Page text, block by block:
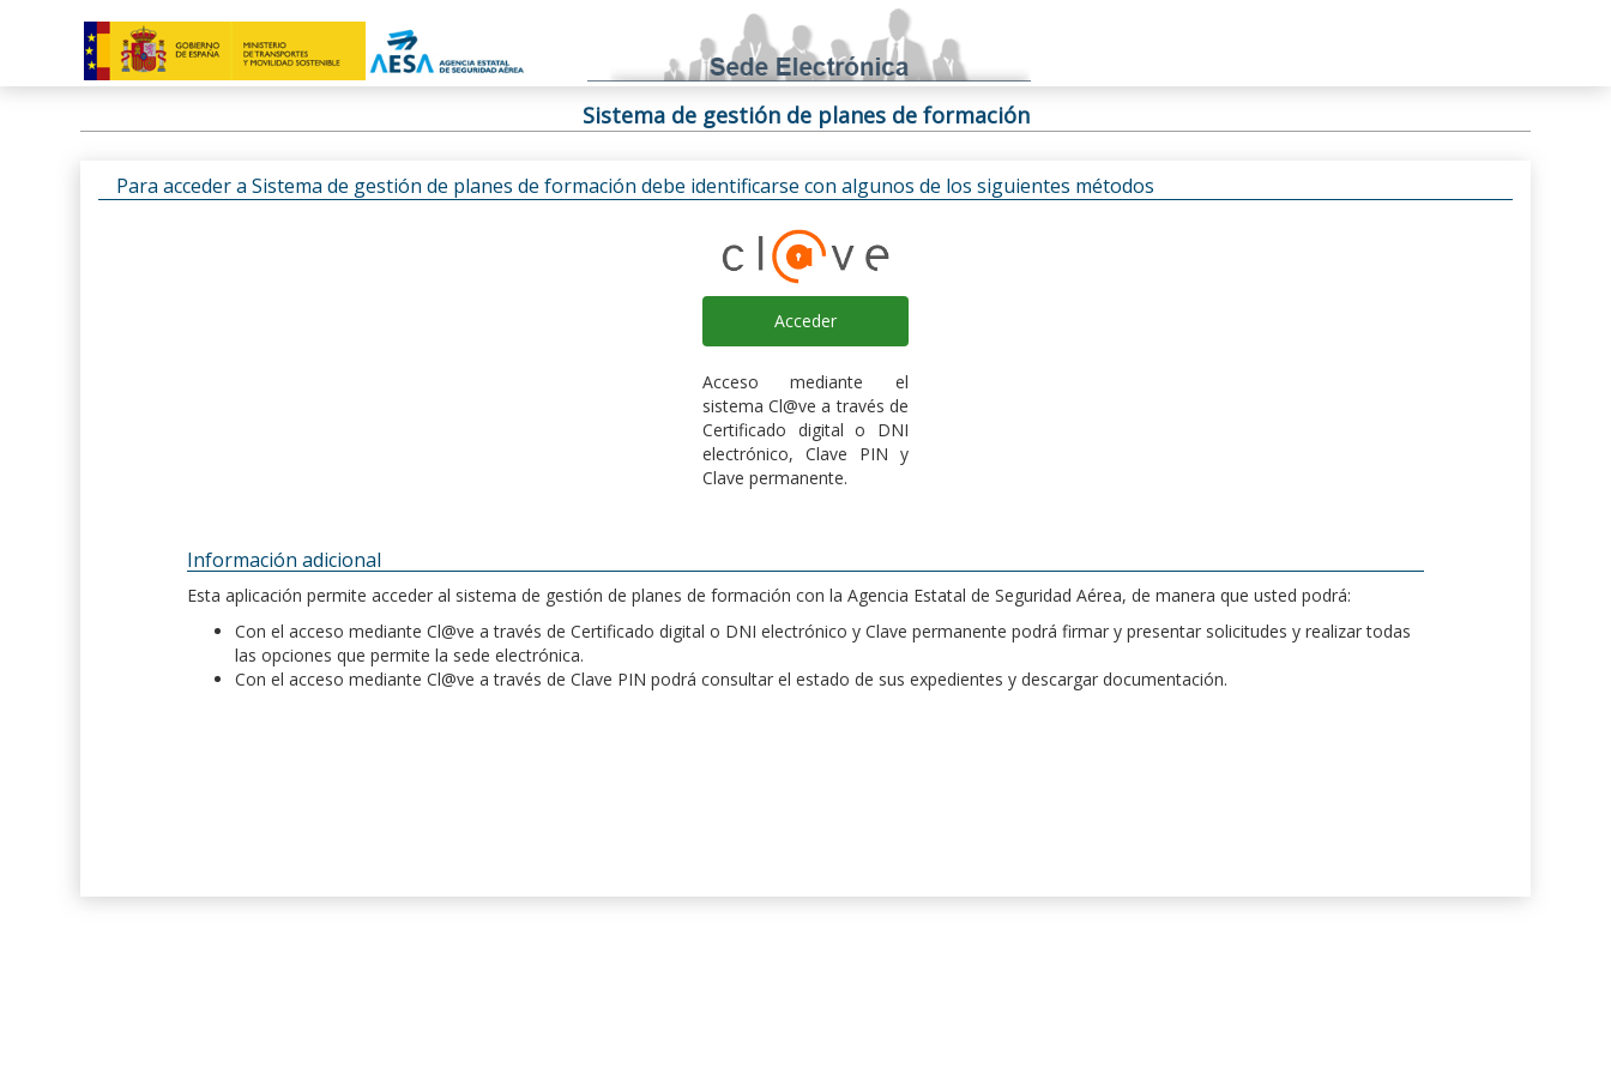
Sistema de gestión de planes de formación
Para acceder a Sistema de gestión de planes de formación debe identificarse con algunos de los siguientes métodos
Acceder
Acceso mediante el
sistema Cl@ve a través de
Certificado digital o DNI
electrónico, Clave PIN y
Clave permanente.
Información adicional
Esta aplicación permite acceder al sistema de gestión de planes de formación con la Agencia Estatal de Seguridad Aérea, de manera que usted podrá:
Con el acceso mediante Cl@ve a través de Certificado digital o DNI electrónico y Clave permanente podrá firmar y presentar solicitudes y realizar todas
las opciones que permite la sede electrónica.
Con el acceso mediante Cl@ve a través de Clave PIN podrá consultar el estado de sus expedientes y descargar documentación.